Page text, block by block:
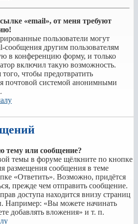
«email», от меня требуют
пользователи могут
сообщения другим пользователям
в конференцию форму, и только
включил такую возможность.
того, чтобы предотвратить
почтовой системой анонимными
тему или сообщение?
темы в форуме щёлкните по кнопке
размещения сообщения в теме
«Ответить». Возможно, придётся
прежде чем отправить сообщение.
доступа находится внизу страниц
Например: «Вы можете начинать
добавлять вложения» и т. п.